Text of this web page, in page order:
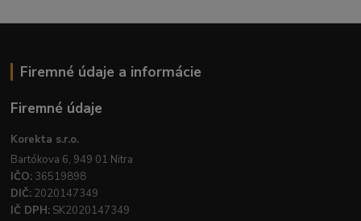
Firemné údaje a informácie
Firemné údaje
Korekta s.r.o.
Bartókova 6, 949 01 Nitra
IČO: 36519898
DIČ: 2020147349
IČ DPH: SK2020147349